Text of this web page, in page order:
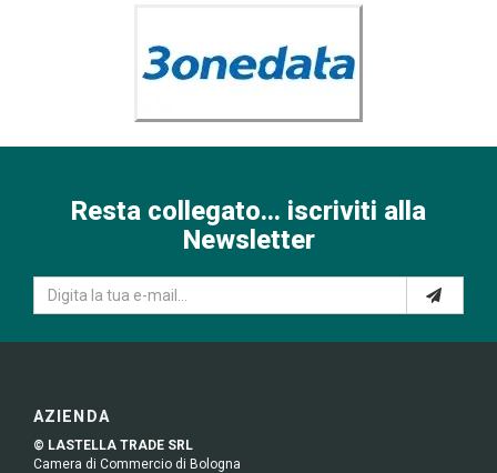
Resta collegato... iscriviti alla
Newsletter
AZIENDA
© LASTELLA TRADE SRL
Camera di Commercio di Bologna